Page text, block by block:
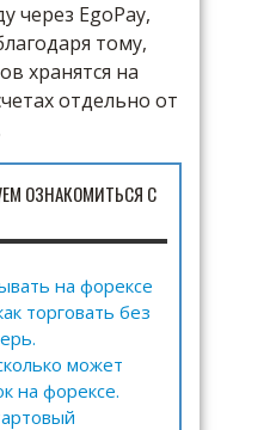
через EgoPay,
тому,
хранятся на
отдельно от
ОЗНАКОМИТЬСЯ С
на форексе
торговать без
может
на форексе.